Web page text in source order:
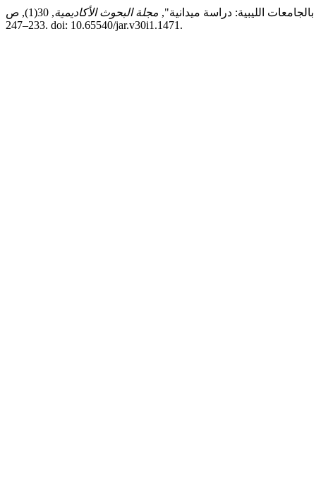
مجلة البحوث الأكاديمية
, 30(1), ص
233–247. doi: 10.65540/jar.v30i1.1471.